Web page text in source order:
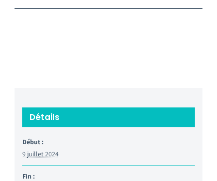
Détails
Début :
9 juillet 2024
Fin :